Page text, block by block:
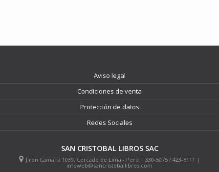
Aviso legal
Condiciones de venta
Protección de datos
Redes Sociales
SAN CRISTOBAL LIBROS SAC
Jirón Camaná 1039, Cercado de Lima - Perú | 330-5075 / 423-6111 |
infoweb@sancristoballibros.com